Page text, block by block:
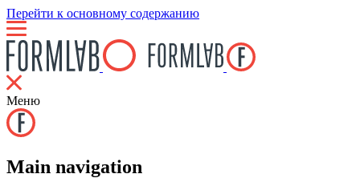
Перейти к основному содержанию
Меню
Main navigation